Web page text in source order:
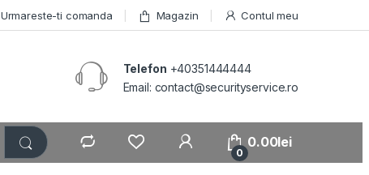
Urmareste-ti comanda Magazin Contul meu
Telefon +40351444444
Email: contact@securityservice.ro
0
0.00lei